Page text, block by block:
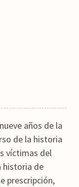
años de la
de la historia
víctimas del
historia de
prescripción,